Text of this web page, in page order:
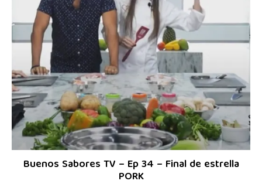
Buenos Sabores TV – Ep 34 – Final de estrella
PORK